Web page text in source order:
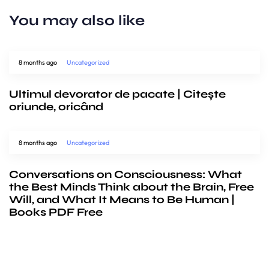
You may also like
8 months ago Uncategorized
Ultimul devorator de pacate | Citește
oriunde, oricând
8 months ago Uncategorized
Conversations on Consciousness: What
the Best Minds Think about the Brain, Free
Will, and What It Means to Be Human |
Books PDF Free